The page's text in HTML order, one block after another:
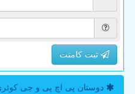
ثبت کامنت
دوستان پی اچ پی و جی